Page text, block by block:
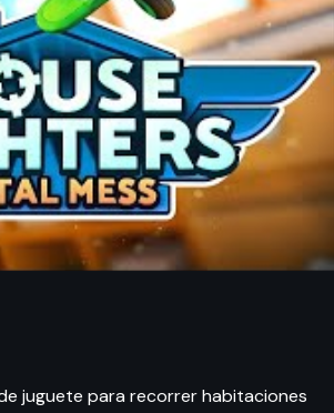
juguete para recorrer habitaciones